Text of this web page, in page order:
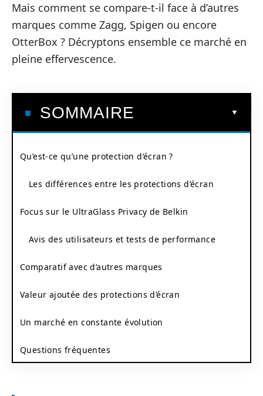
Mais comment se compare-t-il face à d’autres
marques comme Zagg, Spigen ou encore
OtterBox ? Décryptons ensemble ce marché en
pleine effervescence.
SOMMAIRE
Qu’est-ce qu’une protection d’écran ?
Les différences entre les protections d’écran
Focus sur le UltraGlass Privacy de Belkin
Avis des utilisateurs et tests de performance
Comparatif avec d’autres marques
Valeur ajoutée des protections d’écran
Un marché en constante évolution
Questions fréquentes